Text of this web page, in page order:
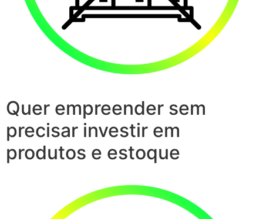
Quer empreender sem
precisar investir em
produtos e estoque